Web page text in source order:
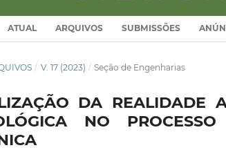
ATUAL ARQUIVOS SUBMISSÕES
/ V. 17 (2023) / Seção de Engenharias
DA REALIDADE
NO